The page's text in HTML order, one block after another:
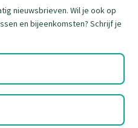
nieuwsbrieven. Wil je ook op
en bijeenkomsten? Schrijf je